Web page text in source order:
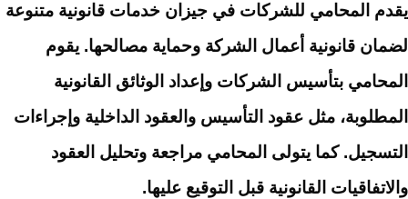
يقدم المحامي للشركات في جيزان خدمات قانونية متنوعة
لضمان قانونية أعمال الشركة وحماية مصالحها. يقوم
المحامي بتأسيس الشركات وإعداد الوثائق القانونية
المطلوبة، مثل عقود التأسيس والعقود الداخلية وإجراءات
التسجيل. كما يتولى المحامي مراجعة وتحليل العقود
والاتفاقيات القانونية قبل التوقيع عليها.